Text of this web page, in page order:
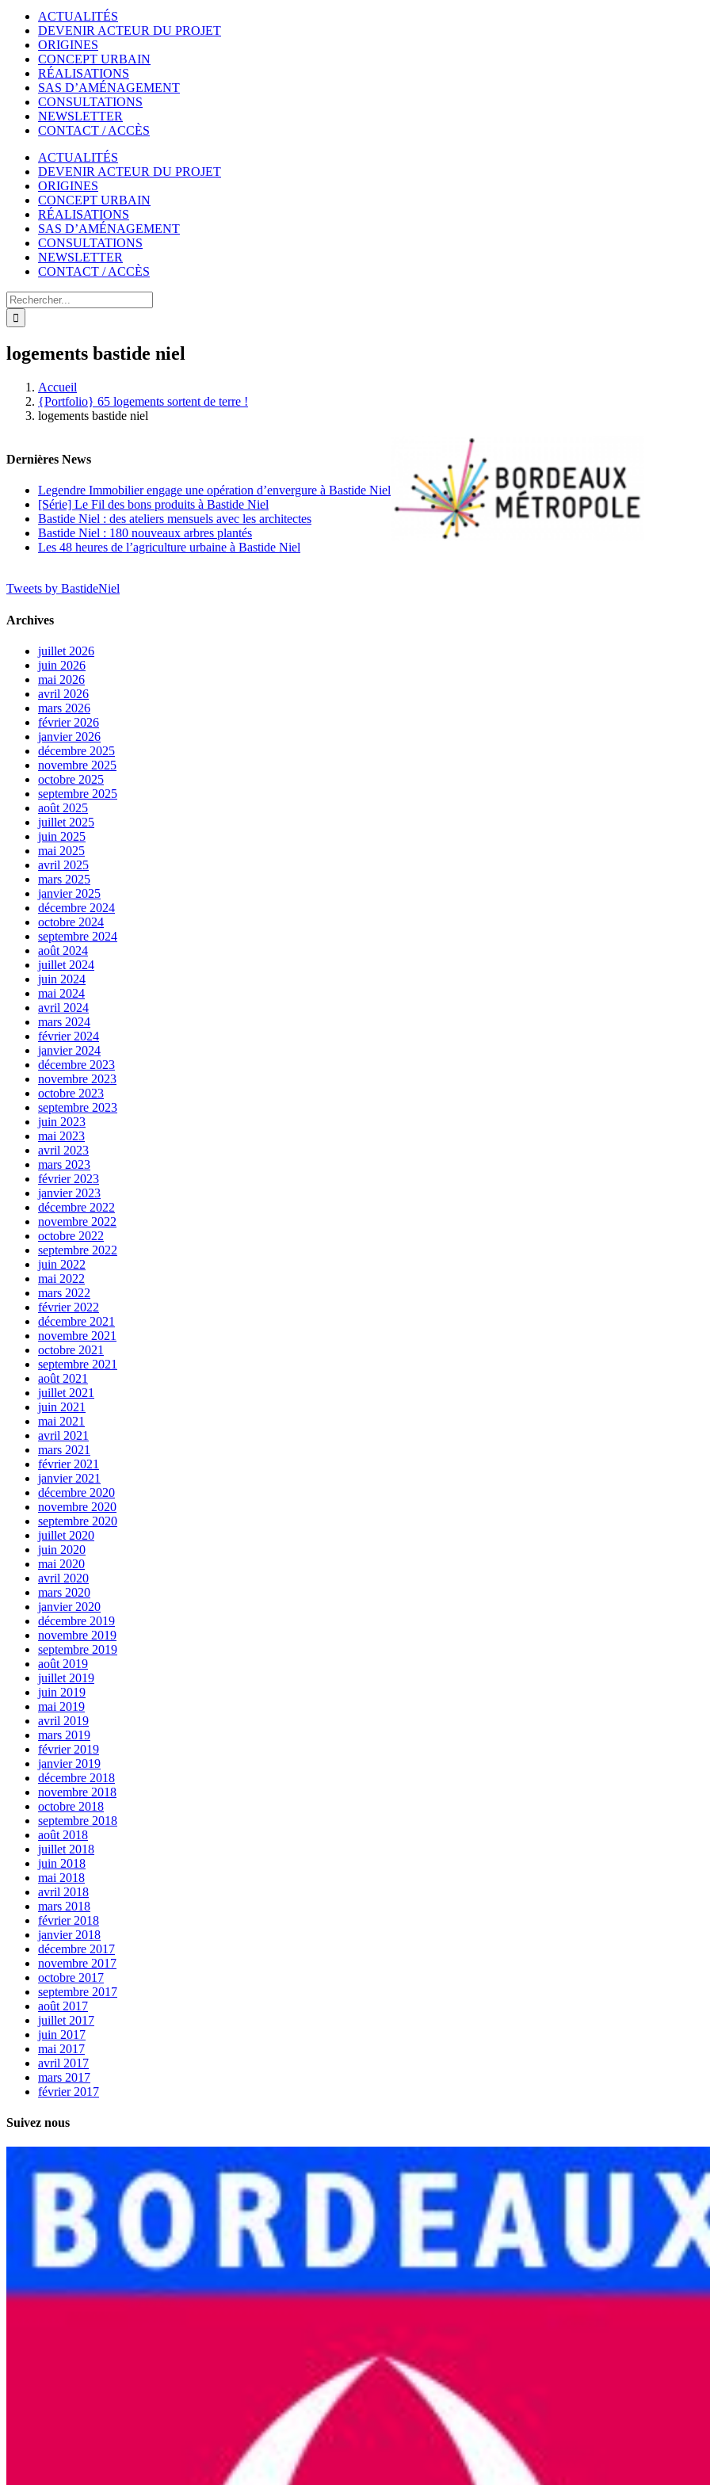
ACTUALITÉS
DEVENIR ACTEUR DU PROJET
ORIGINES
CONCEPT URBAIN
RÉALISATIONS
SAS D’AMÉNAGEMENT
CONSULTATIONS
NEWSLETTER
CONTACT / ACCÈS
ACTUALITÉS
DEVENIR ACTEUR DU PROJET
ORIGINES
CONCEPT URBAIN
RÉALISATIONS
SAS D’AMÉNAGEMENT
CONSULTATIONS
NEWSLETTER
CONTACT / ACCÈS
Rechercher
logements bastide niel
Accueil
{Portfolio} 65 logements sortent de terre !
logements bastide niel
Dernières News
Legendre Immobilier engage une opération d’envergure à Bastide Niel
[Série] Le Fil des bons produits à Bastide Niel
Bastide Niel : des ateliers mensuels avec les architectes
Bastide Niel : 180 nouveaux arbres plantés
Les 48 heures de l’agriculture urbaine à Bastide Niel
Tweets by BastideNiel
Archives
juillet 2026
juin 2026
mai 2026
avril 2026
mars 2026
février 2026
janvier 2026
décembre 2025
novembre 2025
octobre 2025
septembre 2025
août 2025
juillet 2025
juin 2025
mai 2025
avril 2025
mars 2025
janvier 2025
décembre 2024
octobre 2024
septembre 2024
août 2024
juillet 2024
juin 2024
mai 2024
avril 2024
mars 2024
février 2024
janvier 2024
décembre 2023
novembre 2023
octobre 2023
septembre 2023
juin 2023
mai 2023
avril 2023
mars 2023
février 2023
janvier 2023
décembre 2022
novembre 2022
octobre 2022
septembre 2022
juin 2022
mai 2022
mars 2022
février 2022
décembre 2021
novembre 2021
octobre 2021
septembre 2021
août 2021
juillet 2021
juin 2021
mai 2021
avril 2021
mars 2021
février 2021
janvier 2021
décembre 2020
novembre 2020
septembre 2020
juillet 2020
juin 2020
mai 2020
avril 2020
mars 2020
janvier 2020
décembre 2019
novembre 2019
septembre 2019
août 2019
juillet 2019
juin 2019
mai 2019
avril 2019
mars 2019
février 2019
janvier 2019
décembre 2018
novembre 2018
octobre 2018
septembre 2018
août 2018
juillet 2018
juin 2018
mai 2018
avril 2018
mars 2018
février 2018
janvier 2018
décembre 2017
novembre 2017
octobre 2017
septembre 2017
août 2017
juillet 2017
juin 2017
mai 2017
avril 2017
mars 2017
février 2017
Suivez nous